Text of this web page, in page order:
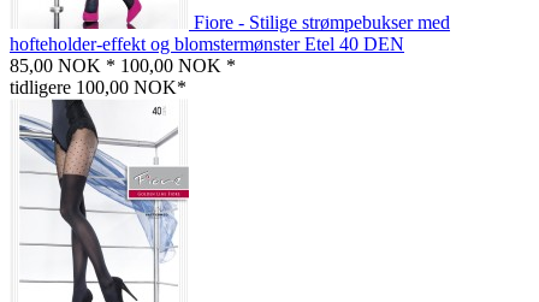
Fiore - Stilige strømpebukser med
hofteholder-effekt og blomstermønster Etel 40 DEN
85,00 NOK * 100,00 NOK *
tidligere 100,00 NOK*